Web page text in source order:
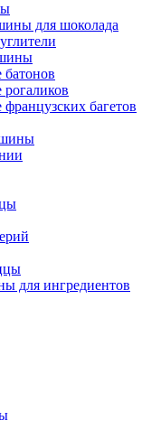
для шоколада
багетов
для ингредиентов